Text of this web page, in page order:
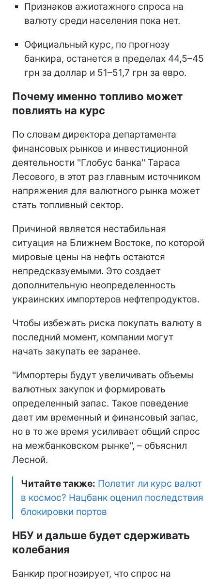
Признаков ажиотажного спроса на
валюту среди населения пока нет.
Официальный курс, по прогнозу
банкира, останется в пределах 44,5–45
грн за доллар и 51–51,7 грн за евро.
Почему именно топливо может
повлиять на курс
По словам директора департамента
финансовых рынков и инвестиционной
деятельности ''Глобус банка'' Тараса
Лесового, в этот раз главным источником
напряжения для валютного рынка может
стать топливный сектор.
Причиной является нестабильная
ситуация на Ближнем Востоке, по которой
мировые цены на нефть остаются
непредсказуемыми. Это создает
дополнительную неопределенность
украинских импортеров нефтепродуктов.
Чтобы избежать риска покупать валюту в
последний момент, компании могут
начать закупать ее заранее.
''Импортеры будут увеличивать объемы
валютных закупок и формировать
определенный запас. Такое поведение
дает им временный и финансовый запас,
но в то же время усиливает общий спрос
на межбанковском рынке'', – объяснил
Лесной.
Читайте также: Полетит ли курс валют
в космос? Нацбанк оценил последствия
блокировки портов
НБУ и дальше будет сдерживать
колебания
Банкир прогнозирует, что спрос на